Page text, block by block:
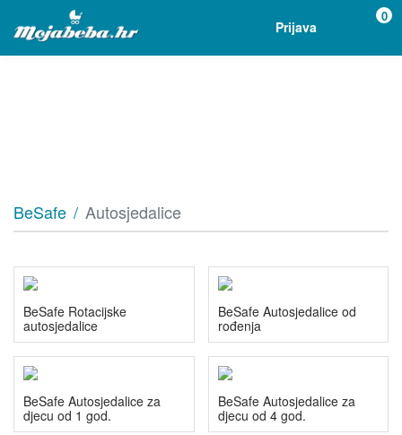
Prijava
0
BeSafe Autosjedalice
BeSafe Rotacijske
autosjedalice
BeSafe Autosjedalice od
rođenja
BeSafe Autosjedalice za
djecu od 1 god.
BeSafe Autosjedalice za
djecu od 4 god.